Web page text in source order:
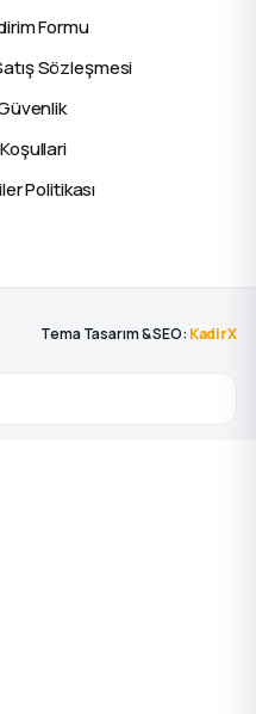
Formu
Sözleşmesi
Politikası
Tema Tasarım & SEO: KadirX